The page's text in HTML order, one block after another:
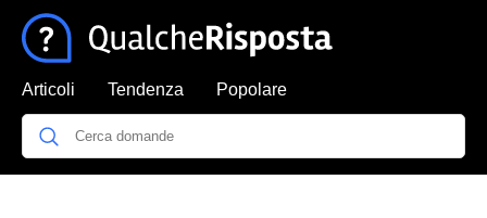
Articoli Tendenza Popolare